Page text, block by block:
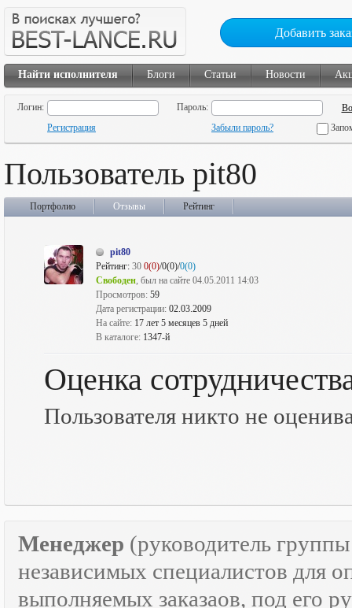
Добавить
Найти исполнителя Блоги Статьи Новости
Логин:
Пароль:
Регистрация
Забыли пароль?
Пользователь pit80
Портфолио Отзывы Рейтинг
pit80
Рейтинг: 30 0(0)/0(0)/0(0)
Свободен, был на сайте 04.05.2011 14:03
Просмотров: 59
Дата регистрации: 02.03.2009
На сайте: 17 лет 5 месяцев 5 дней
В каталоге: 1347-й
Оценка
Пользователя никто не
Менеджер (руководитель
независимых специалистов для
выполняемых заказаов, под его